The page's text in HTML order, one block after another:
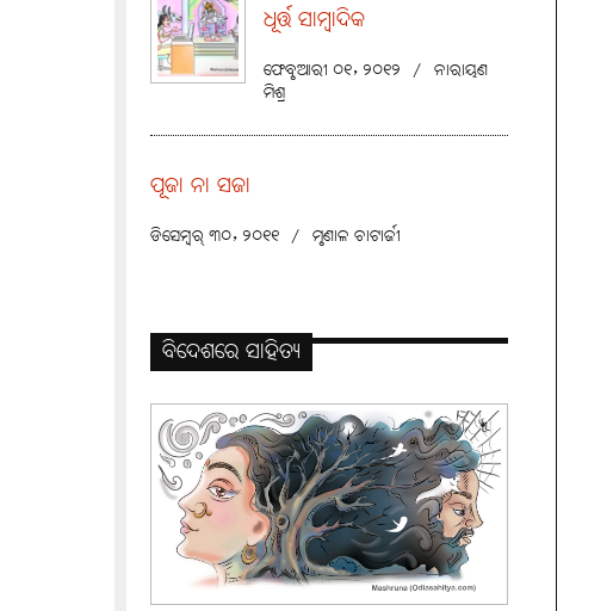
ଧୂର୍ତ୍ତ ସାମ୍ବାଦିକ
ଫେବୃଆରୀ ୦୧, ୨୦୧୨ / ନାରାୟଣ
ମିଶ୍ର
ପୂଜା ନା ସଜା
ଡିସେମ୍ବର୍ ୩୦, ୨୦୧୧ / ମୃଣାଳ ଚାଟାର୍ଜୀ
ବିଦେଶରେ ସାହିତ୍ୟ